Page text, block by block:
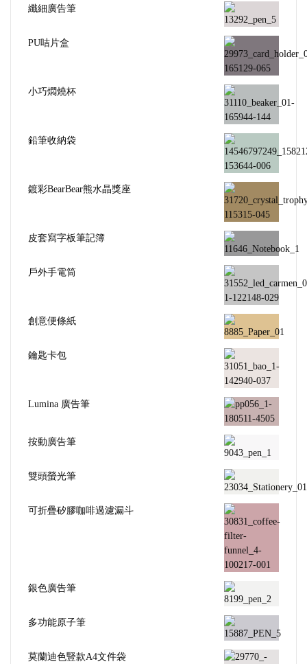
纖細廣告筆
PU咭片盒
小巧燜燒杯
鉛筆收納袋
鍍彩BearBear熊水晶獎座
皮套寫字板筆記簿
戶外手電筒
創意便條紙
鑰匙卡包
Lumina 廣告筆
按動廣告筆
雙頭螢光筆
可折疊矽膠咖啡過濾漏斗
銀色廣告筆
多功能原子筆
莫蘭迪色豎款A4文件袋